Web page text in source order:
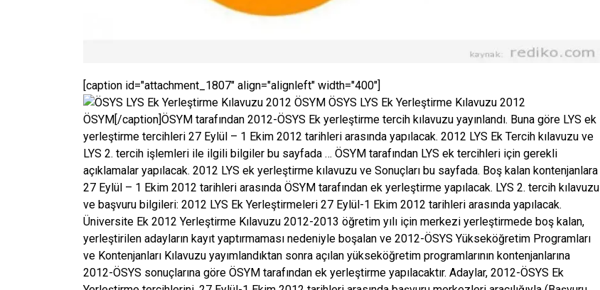
[caption id="attachment_1807" align="alignleft" width="400"]
ÖSYS LYS Ek Yerleştirme Kılavuzu 2012
ÖSYM[/caption]ÖSYM tarafından 2012-ÖSYS Ek yerleştirme tercih kılavuzu yayınlandı. Buna göre LYS ek
yerleştirme tercihleri 27 Eylül – 1 Ekim 2012 tarihleri arasında yapılacak. 2012 LYS Ek Tercih kılavuzu ve
LYS 2. tercih işlemleri ile ilgili bilgiler bu sayfada … ÖSYM tarafından LYS ek tercihleri için gerekli
açıklamalar yapılacak. 2012 LYS ek yerleştirme kılavuzu ve Sonuçları bu sayfada. Boş kalan kontenjanlara
27 Eylül – 1 Ekim 2012 tarihleri arasında ÖSYM tarafından ek yerleştirme yapılacak. LYS 2. tercih kılavuzu
ve başvuru bilgileri: 2012 LYS Ek Yerleştirmeleri 27 Eylül-1 Ekim 2012 tarihleri arasında yapılacak.
Üniversite Ek 2012 Yerleştirme Kılavuzu 2012-2013 öğretim yılı için merkezi yerleştirmede boş kalan,
yerleştirilen adayların kayıt yaptırmaması nedeniyle boşalan ve 2012-ÖSYS Yükseköğretim Programları
ve Kontenjanları Kılavuzu yayımlandıktan sonra açılan yükseköğretim programlarının kontenjanlarına
2012-ÖSYS sonuçlarına göre ÖSYM tarafından ek yerleştirme yapılacaktır. Adaylar, 2012-ÖSYS Ek